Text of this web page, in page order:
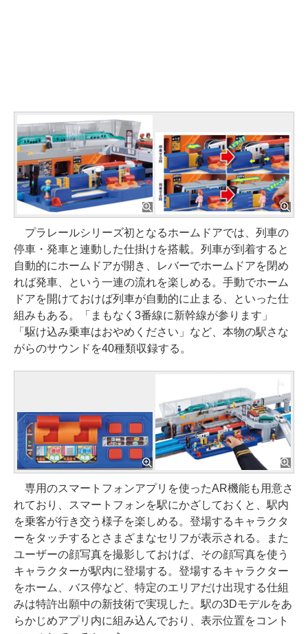
プラレールシリーズ初となるホームドアでは、列車の
停車・発車と連動した仕掛けを搭載。列車が到着すると
自動的にホームドアが開き、レバーでホームドアを閉め
れば発車、という一連の流れを楽しめる。手動でホーム
ドアを開けておけば列車が自動的に止まる、といった仕
組みもある。「まもなく3番線に新幹線が参ります」
「駆け込み乗車はおやめください」など、本物の駅さな
がらのサウンドを40種類収録する。
専用のスマートフォンアプリを使ったAR機能も用意さ
れており、スマートフォンを駅にかざしておくと、駅内
を乗客が行き交う様子を楽しめる。登場するキャラクタ
ーをタッチするとさまざまなセリフが表示される。また
ユーザーの顔写真を撮影しておけば、その顔写真を使う
キャラクターが駅内に登場する。登場するキャラクター
をホーム、バス停など、特定のエリアだけ出現する仕組
みは特許出願中の新技術で実現した。駅の3Dモデルをあ
らかじめアプリ内に組み込んでおり、表示位置をコント